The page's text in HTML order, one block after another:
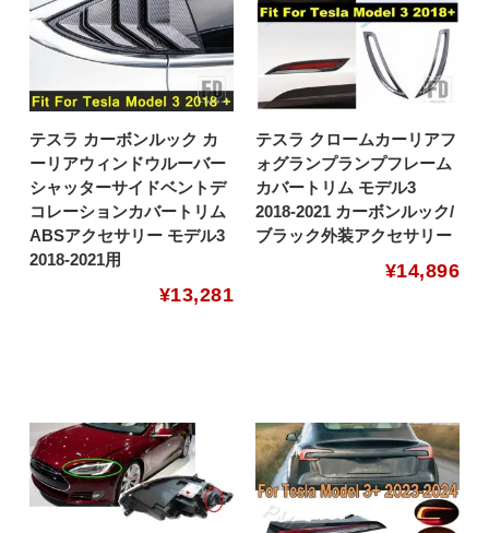
テスラ カーボンルック カ
ーリアウィンドウルーバー
シャッターサイドベントデ
コレーションカバートリム
ABSアクセサリー モデル3
2018-2021用
¥13,281
テスラ クロームカーリアフ
ォグランプランプフレーム
カバートリム モデル3
2018-2021 カーボンルック/
ブラック外装アクセサリー
¥14,896